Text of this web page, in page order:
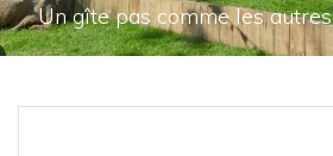
Un gîte pas comme les